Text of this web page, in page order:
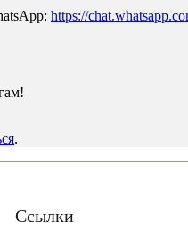
https://
.
Ссылки